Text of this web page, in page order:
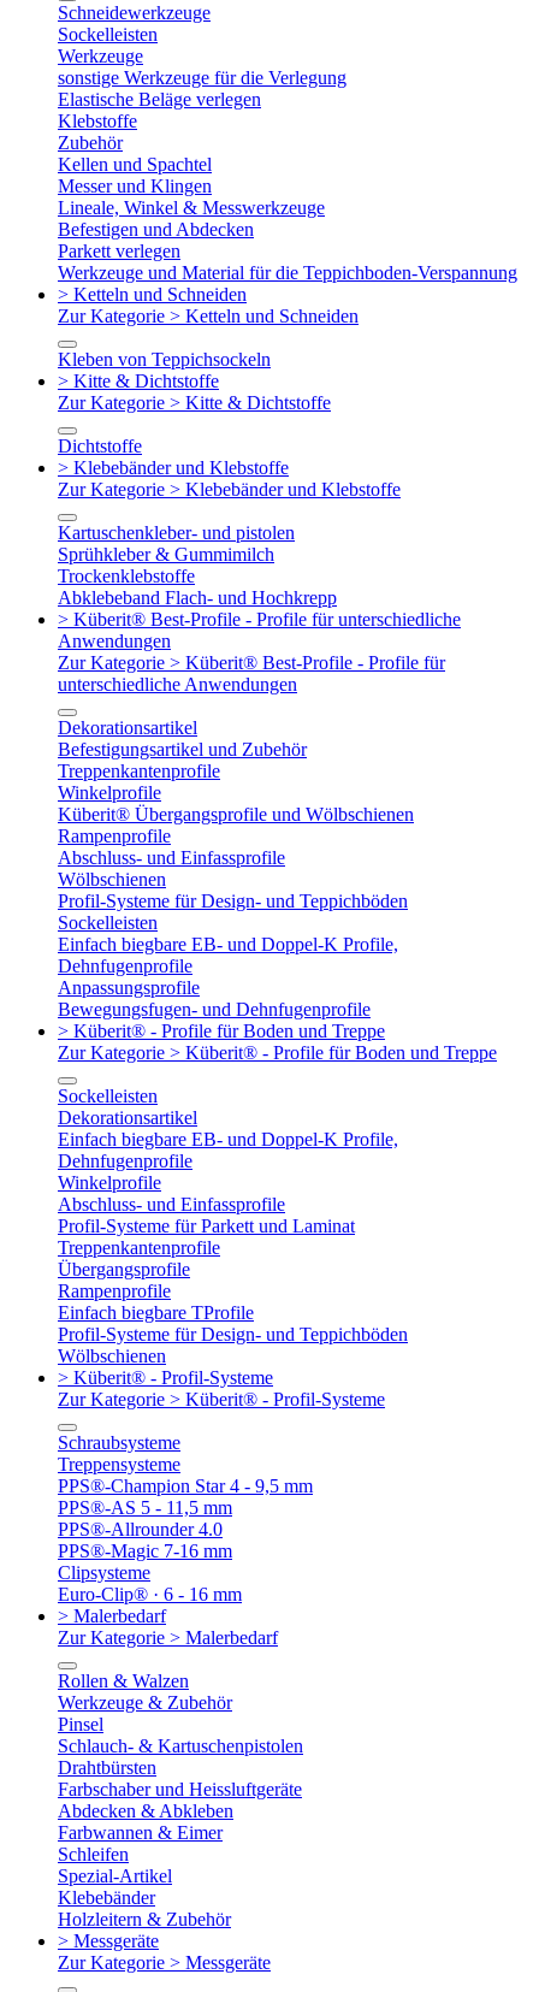
Schneidewerkzeuge
Sockelleisten
Werkzeuge
sonstige Werkzeuge für die Verlegung
Elastische Beläge verlegen
Klebstoffe
Zubehör
Kellen und Spachtel
Messer und Klingen
Lineale, Winkel & Messwerkzeuge
Befestigen und Abdecken
Parkett verlegen
Werkzeuge und Material für die Teppichboden-Verspannung
> Ketteln und Schneiden
Zur Kategorie > Ketteln und Schneiden
Kleben von Teppichsockeln
> Kitte & Dichtstoffe
Zur Kategorie > Kitte & Dichtstoffe
Dichtstoffe
> Klebebänder und Klebstoffe
Zur Kategorie > Klebebänder und Klebstoffe
Kartuschenkleber- und pistolen
Sprühkleber & Gummimilch
Trockenklebstoffe
Abklebeband Flach- und Hochkrepp
> Küberit® Best-Profile - Profile für unterschiedliche
Anwendungen
Zur Kategorie > Küberit® Best-Profile - Profile für
unterschiedliche Anwendungen
Dekorationsartikel
Befestigungsartikel und Zubehör
Treppenkantenprofile
Winkelprofile
Küberit® Übergangsprofile und Wölbschienen
Rampenprofile
Abschluss- und Einfassprofile
Wölbschienen
Profil-Systeme für Design- und Teppichböden
Sockelleisten
Einfach biegbare EB- und Doppel-K Profile,
Dehnfugenprofile
Anpassungsprofile
Bewegungsfugen- und Dehnfugenprofile
> Küberit® - Profile für Boden und Treppe
Zur Kategorie > Küberit® - Profile für Boden und Treppe
Sockelleisten
Dekorationsartikel
Einfach biegbare EB- und Doppel-K Profile,
Dehnfugenprofile
Winkelprofile
Abschluss- und Einfassprofile
Profil-Systeme für Parkett und Laminat
Treppenkantenprofile
Übergangsprofile
Rampenprofile
Einfach biegbare TProfile
Profil-Systeme für Design- und Teppichböden
Wölbschienen
> Küberit® - Profil-Systeme
Zur Kategorie > Küberit® - Profil-Systeme
Schraubsysteme
Treppensysteme
PPS®-Champion Star 4 - 9,5 mm
PPS®-AS 5 - 11,5 mm
PPS®-Allrounder 4.0
PPS®-Magic 7-16 mm
Clipsysteme
Euro-Clip® · 6 - 16 mm
> Malerbedarf
Zur Kategorie > Malerbedarf
Rollen & Walzen
Werkzeuge & Zubehör
Pinsel
Schlauch- & Kartuschenpistolen
Drahtbürsten
Farbschaber und Heissluftgeräte
Abdecken & Abkleben
Farbwannen & Eimer
Schleifen
Spezial-Artikel
Klebebänder
Holzleitern & Zubehör
> Messgeräte
Zur Kategorie > Messgeräte